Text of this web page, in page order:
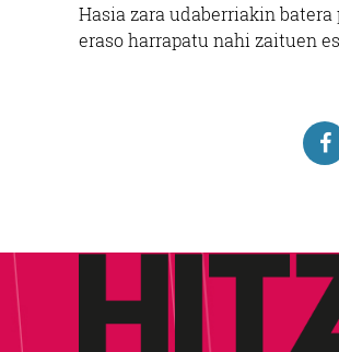
Hasia zara udaberriakin
eraso harrapatu nahi zaituen